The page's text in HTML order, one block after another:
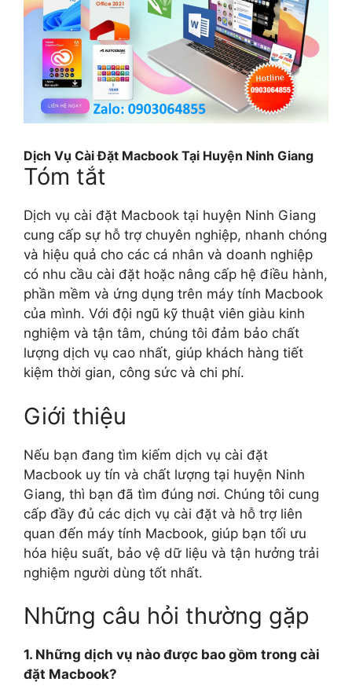
Dịch Vụ Cài Đặt Macbook Tại Huyện Ninh Giang
Tóm tắt
Dịch vụ cài đặt Macbook tại huyện Ninh Giang
cung cấp sự hỗ trợ chuyên nghiệp, nhanh chóng
và hiệu quả cho các cá nhân và doanh nghiệp
có nhu cầu cài đặt hoặc nâng cấp hệ điều hành,
phần mềm và ứng dụng trên máy tính Macbook
của mình. Với đội ngũ kỹ thuật viên giàu kinh
nghiệm và tận tâm, chúng tôi đảm bảo chất
lượng dịch vụ cao nhất, giúp khách hàng tiết
kiệm thời gian, công sức và chi phí.
Giới thiệu
Nếu bạn đang tìm kiếm dịch vụ cài đặt
Macbook uy tín và chất lượng tại huyện Ninh
Giang, thì bạn đã tìm đúng nơi. Chúng tôi cung
cấp đầy đủ các dịch vụ cài đặt và hỗ trợ liên
quan đến máy tính Macbook, giúp bạn tối ưu
hóa hiệu suất, bảo vệ dữ liệu và tận hưởng trải
nghiệm người dùng tốt nhất.
Những câu hỏi thường gặp
1. Những dịch vụ nào được bao gồm trong cài
đặt Macbook?